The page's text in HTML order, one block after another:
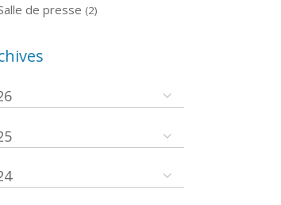
de presse (2)